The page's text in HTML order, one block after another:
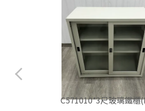
C571010*3尺玻璃鐵櫃